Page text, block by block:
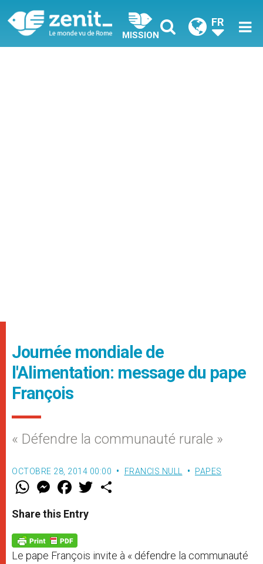
MISSION
FR
Journée mondiale de
l'Alimentation: message du pape
François
« Défendre la communauté rurale »
OCTOBRE 28, 2014 00:00 FRANCIS NULL PAPES
W
t
s
p
p
M
e
s
e
g
e
r
F
a
e
b
o
k
w
Share this Entry
Le pape François invite à « défendre la communauté